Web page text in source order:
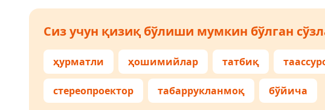
Сиз учун қизиқ бўлиши мумкин бўлган
ҳурматли ҳошимийлар татбиқ
стереопроектор табаррукланмоқ бўйича